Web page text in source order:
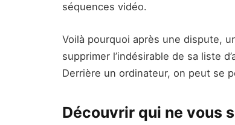
séquences vidéo.
Voilà pourquoi après une dispute,
supprimer l’indésirable de sa liste
Derrière un ordinateur, on peut se
Découvrir qui ne vous